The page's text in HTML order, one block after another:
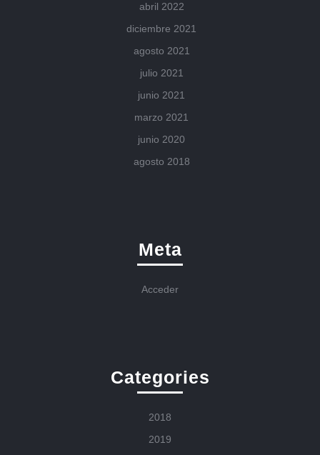
abril 2022
diciembre 2021
agosto 2021
julio 2021
junio 2021
marzo 2021
junio 2020
agosto 2018
Meta
Acceder
Categories
2018
2019